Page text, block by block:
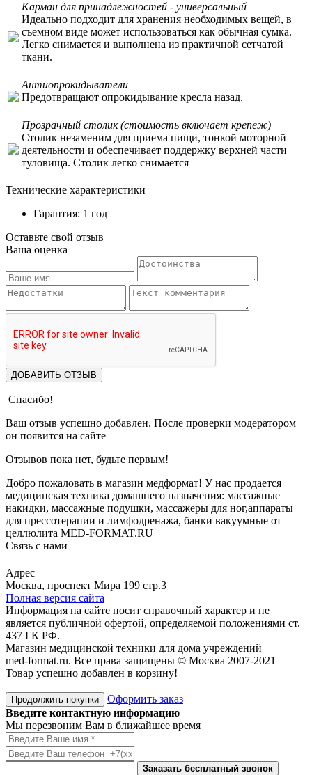
Карман для принадлежностей - универсальный
Идеально подходит для хранения необходимых вещей, в
съемном виде может использоваться как обычная сумка.
Легко снимается и выполнена из практичной сетчатой
ткани.
Антиопрокидыватели
Предотвращают опрокидывание кресла назад.
Прозрачный столик (стоимость включает крепеж)
Столик незаменим для приема пищи, тонкой моторной
деятельности и обеспечивает поддержку верхней части
туловища. Столик легко снимается
Технические характеристики
Гарантия: 1 год
Оставьте свой отзыв
Ваша оценка
ДОБАВИТЬ ОТЗЫВ
Спасибо!
Ваш отзыв успешно добавлен. После проверки модератором
он появится на сайте
Отзывов пока нет, будьте первым!
Добро пожаловать в магазин медформат! У нас продается
медицинская техника домашнего назначения: массажные
накидки, массажные подушки, массажеры для ног,аппараты
для прессотерапии и лимфодренажа, банки вакуумные от
целлюлита MED-FORMAT.RU
Связь с нами
Адрес
Москва, проспект Мира 199 стр.3
Полная версия сайта
Информация на сайте носит справочный характер и не
является публичной офертой, определяемой положениями ст.
437 ГК РФ.
Магазин медицинской техники для дома учреждений
med-format.ru. Все права защищены © Москва 2007-2021
Товар успешно добавлен в корзину!
Продолжить покупки
Оформить заказ
Введите контактную информацию
Мы перезвоним Вам в ближайшее время
Заказать бесплатный звонок